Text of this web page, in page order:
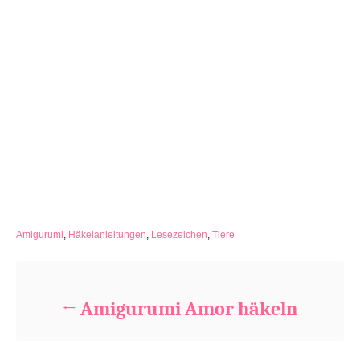
C
Amigurumi, Häkelanleitungen, Lesezeichen, Tiere
Amigurumi Amor häkeln